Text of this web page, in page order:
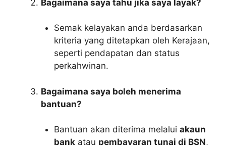
Bagaimana saya tahu jika saya layak?
Semak kelayakan anda berdasarkan
kriteria yang ditetapkan oleh Kerajaan,
seperti pendapatan dan status
perkahwinan.
Bagaimana saya boleh menerima
bantuan?
Bantuan akan diterima melalui akaun
bankatau pembayaran tunai di BSN,